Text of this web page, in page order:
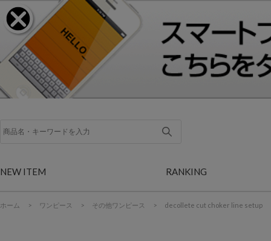
NEW ITEM RANKING
ホーム > ワンピース > その他ワンピース > decollete cut choker line setup